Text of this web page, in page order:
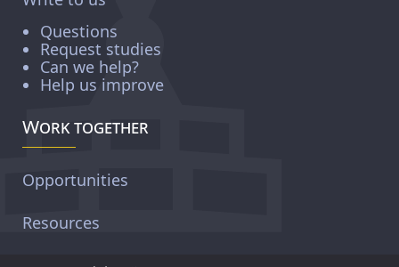
Questions
Request studies
Can we help?
Help us improve
Work together
Opportunities
Resources